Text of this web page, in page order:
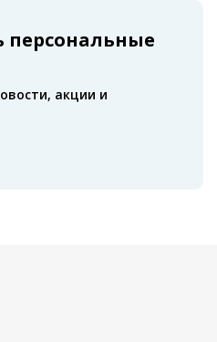
персональные
акции и